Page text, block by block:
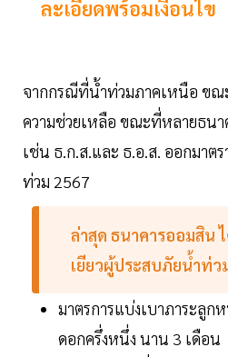
ละเอียดพร้อมเงื่อนไข
จากกรณีที่น้ำท่วมภาคเหนือ ขณ
ความช่วยเหลือ ขณะที่หลายธนา
เช่น ธ.ก.ส.และ ธ.อ.ส. ออกมาต
ท่วม 2567
ล่าสุด ธนาคารออมสิน
เยียวผู้ประสบภัยน้ำท่ว
มาตรการแบ่งเบาภาระลู
ดอกครึ่งหนึ่ง นาน 3 เดือน